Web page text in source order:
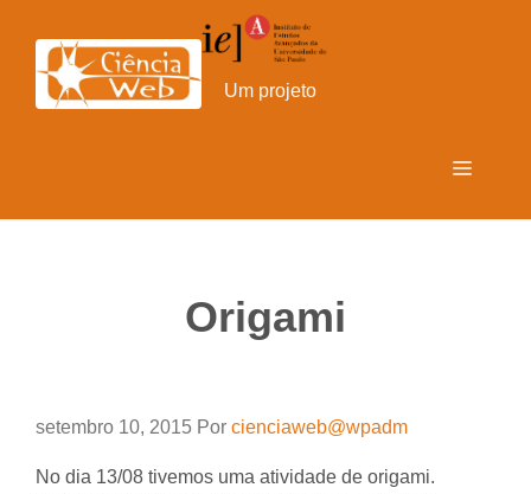
para
conteúdo
Um projeto
Menu
Origami
setembro 10, 2015 Por cienciaweb@wpadm
No dia 13/08 tivemos uma atividade de origami.